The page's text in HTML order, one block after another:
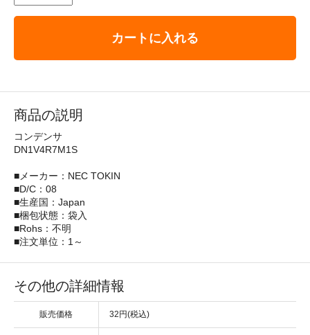
カートに入れる
商品の説明
コンデンサ
DN1V4R7M1S
■メーカー：NEC TOKIN
■D/C：08
■生産国：Japan
■梱包状態：袋入
■Rohs：不明
■注文単位：1～
その他の詳細情報
販売価格 32円(税込)